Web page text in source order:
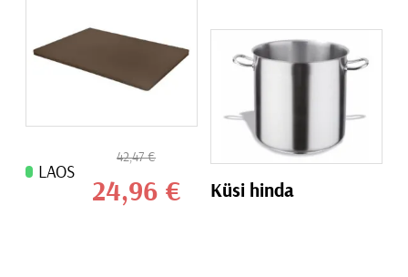
LAOS
42,47€
24,96 € Küsi hinda